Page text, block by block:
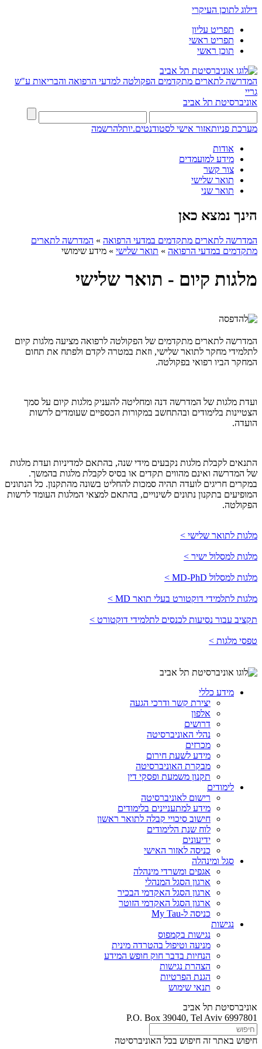
דילוג לתוכן העיקרי
תפריט עליון
תפריט ראשי
תוכן ראשי
המדרשה לתארים מתקדמים הפקולטה למדעי הרפואה והבריאות ע"ש
גריי
אוניברסיטת תל אביב
מערכת פניותאזור אישי לסטודנטים.יותלהרשמה
אודות
מידע למועמדים
צור קשר
תואר שלישי
תואר שני
הינך נמצא כאן
המדרשה לתארים מתקדמים במדעי הרפואה » המדרשה לתארים
מתקדמים במדעי הרפואה » תואר שלישי » מידע שימושי
מלגות קיום - תואר שלישי
המדרשה לתארים מתקדמים של הפקולטה לרפואה מציעה מלגות קיום
לתלמידי מחקר לתואר שלישי, וזאת במטרה לקדם ולפתח את תחום
המחקר הביו רפואי בפקולטה.
ועדת מלגות של המדרשה דנה ומחליטה להעניק מלגות קיום על סמך
הצטיינות בלימודים ובהתחשב במקורות הכספיים שעומדים לרשות
הועדה.
התנאים לקבלת מלגות נקבעים מידי שנה, בהתאם למדיניות ועדת מלגות
של המדרשה ואינם מהווים תקדים או בסיס לקבלת מלגות בהמשך.
במקרים חריגים לועדה תהיה סמכות להחליט בשונה מהתקנון. כל הנתונים
המופיעים בתקנון נתונים לשינויים, בהתאם למצאי המלגות העומד לרשות
הפקולטה.
מלגות לתואר שלישי >
מלגות למסלול ישיר >
מלגות למסלול MD-PhD >
מלגות לתלמידי דוקטורט בעלי תואר MD >
תקציב עבור נסיעות לכנסים לתלמידי דוקטורט >
טפסי מלגות >
מידע כללי
יצירת קשר ודרכי הגעה
אלפון
דרושים
נהלי האוניברסיטה
מכרזים
מידע לשעת חירום
מבקרת האוניברסיטה
תקנון משמעת ופסקי דין
לימודים
רישום לאוניברסיטה
מידע למתעניינים בלימודים
חישוב סיכויי קבלה לתואר ראשון
לוח שנת הלימודים
ידיעונים
כניסה לאזור האישי
סגל ומינהלה
אגפים ומשרדי מינהלה
ארגון הסגל המנהלי
ארגון הסגל האקדמי הבכיר
ארגון הסגל האקדמי הזוטר
כניסה ל-My Tau
נגישות
נגישות בקמפוס
מניעה וטיפול בהטרדה מינית
הנחיות בדבר חוק חופש המידע
הצהרת נגישות
הגנת הפרטיות
תנאי שימוש
אוניברסיטת תל אביב
P.O. Box 39040, Tel Aviv 6997801
חיפוש באתר זה חיפוש בכל האוניברסיטה